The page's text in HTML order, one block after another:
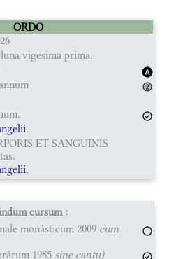
ORDO
vigesima prima.
ET SANGUINIS
cursum :
monásticum 2009 cum
1985 sine cantu)